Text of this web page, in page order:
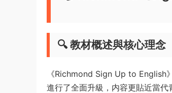
🔍 教材概述與核心理念
《Richmond Sign Up to English
進行了全面升級，内容更貼近當代